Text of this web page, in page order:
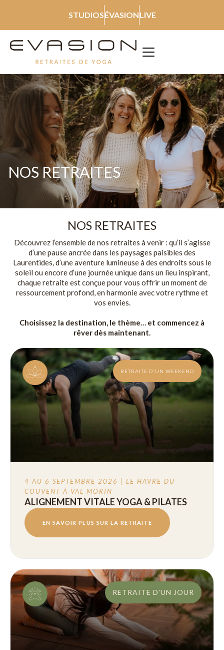
STUDIOSÉVASIONLIVE
NOS RETRAITES
NOS RETRAITES
Découvrez l’ensemble de nos retraites à venir : qu’il s’agisse
d’une pause ancrée dans les paysages paisibles des
Laurentides, d’une aventure lumineuse à des endroits sous le
soleil ou encore d’une journée unique dans un lieu inspirant,
chaque retraite est conçue pour vous offrir un moment de
ressourcement profond, en harmonie avec votre rythme et
vos envies.
Choisissez la destination, le thème… et commencez à
rêver dès maintenant.
RETRAITE D'UN WEEKEND
4 AU 6 SEPTEMBRE 2026 | LE HAVRE DU
COUVENT À VAL MORIN
ALIGNEMENT VITALE YOGA & PILATES
EN SAVOIR PLUS SUR LA RETRAITE
RETRAITE D'UN JOUR